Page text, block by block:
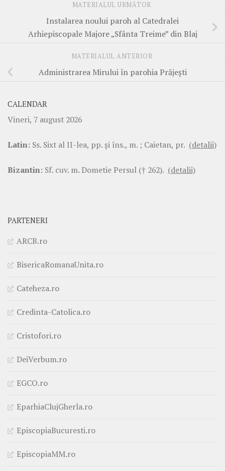
MATERIALUL URMĂTOR
Instalarea noului paroh al Catedralei
Arhiepiscopale Majore „Sfânta Treime” din Blaj
MATERIALUL ANTERIOR
Administrarea Mirului în parohia Prăjești
CALENDAR
Vineri, 7 august 2026
Latin: Ss. Sixt al II-lea, pp. şi îns., m. ; Caietan, pr. (detalii)
Bizantin: Sf. cuv. m. Dometie Persul († 262). (detalii)
PARTENERI
ARCB.ro
BisericaRomanaUnita.ro
Cateheza.ro
Credinta-Catolica.ro
Cristofori.ro
DeiVerbum.ro
EGCO.ro
EparhiaClujGherla.ro
EpiscopiaBucuresti.ro
EpiscopiaMM.ro